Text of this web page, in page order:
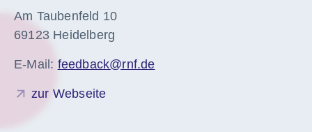
Am Taubenfeld 10
69123 Heidelberg
E-Mail: feedback@rnf.de
zur Webseite